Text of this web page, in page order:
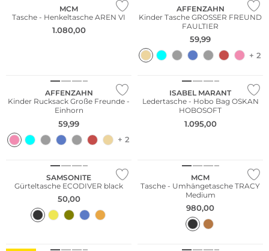
MCM
Tasche - Henkeltasche AREN VI
1.080,00
AFFENZAHN
Kinder Tasche GROSSER FREUND
FAULTIER
59,99
+ 2
AFFENZAHN
Kinder Rucksack Große Freunde -
Einhorn
59,99
+ 2
NEU
ISABEL MARANT
Ledertasche - Hobo Bag OSKAN
HOBOSOFT
1.095,00
Nachhaltig
SAMSONITE
Gürteltasche ECODIVER black
50,00
MCM
Tasche - Umhängetasche TRACY
Medium
980,00